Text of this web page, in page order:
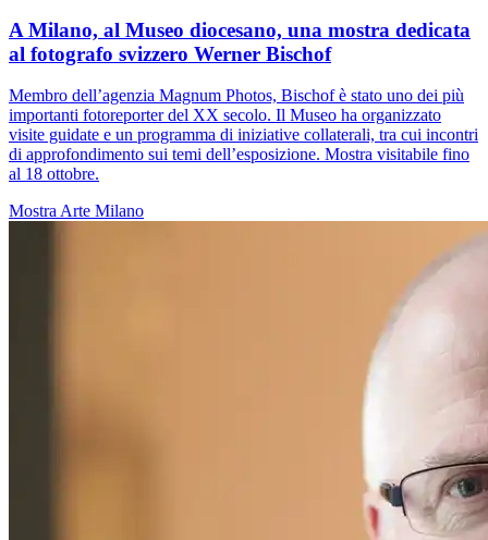
A Milano, al Museo diocesano, una mostra dedicata
al fotografo svizzero Werner Bischof
Membro dell’agenzia Magnum Photos, Bischof è stato uno dei più
importanti fotoreporter del XX secolo. Il Museo ha organizzato
visite guidate e un programma di iniziative collaterali, tra cui incontri
di approfondimento sui temi dell’esposizione. Mostra visitabile fino
al 18 ottobre.
Mostra Arte Milano